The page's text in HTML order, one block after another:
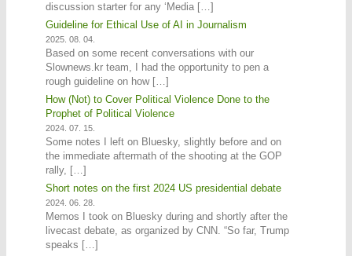
discussion starter for any ‘Media […]
Guideline for Ethical Use of AI in Journalism
2025. 08. 04.
Based on some recent conversations with our
Slownews.kr team, I had the opportunity to pen a
rough guideline on how […]
How (Not) to Cover Political Violence Done to the
Prophet of Political Violence
2024. 07. 15.
Some notes I left on Bluesky, slightly before and on
the immediate aftermath of the shooting at the GOP
rally, […]
Short notes on the first 2024 US presidential debate
2024. 06. 28.
Memos I took on Bluesky during and shortly after the
livecast debate, as organized by CNN. “So far, Trump
speaks […]